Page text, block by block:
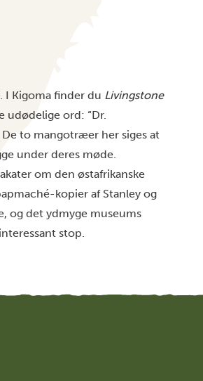
I Kigoma finder du Livingstone
udødelige ord: “Dr.
De to mangotræer her siges at
under deres møde.
om den østafrikanske
kopier af Stanley og
og det ydmyge museums
stop.